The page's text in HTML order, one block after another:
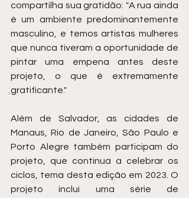
compartilha sua gratidão: "A rua ainda
é um ambiente predominantemente
masculino, e temos artistas mulheres
que nunca tiveram a oportunidade de
pintar uma empena antes deste
projeto, o que é extremamente
gratificante."
Além de Salvador, as cidades de
Manaus, Rio de Janeiro, São Paulo e
Porto Alegre também participam do
projeto, que continua a celebrar os
ciclos, tema desta edição em 2023. O
projeto inclui uma série de